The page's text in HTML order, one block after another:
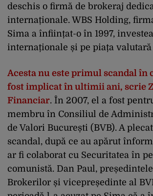
deschis o firmă de brokeraj
internaționale. WBS Holding,
Sima a înființat-o în 1997,
internaționale și pe piața valutară
Acesta nu este primul scandal în
fost implicat în ultimii ani, scrie
Financiar. În 2007, el a fost
membru în Consiliul de
de Valori București (BVB). A
scandal, după ce au apărut
ar fi colaborat cu Securitatea în
comunistă. Dan Paul,
Brokerilor și vicepreședinte al